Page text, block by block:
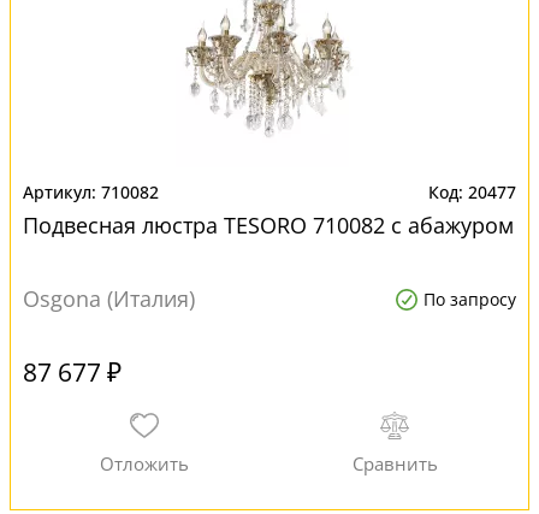
710082 20477
Подвесная люстра TESORO 710082 с абажуром
Osgona (Италия) По запросу
87 677 ₽